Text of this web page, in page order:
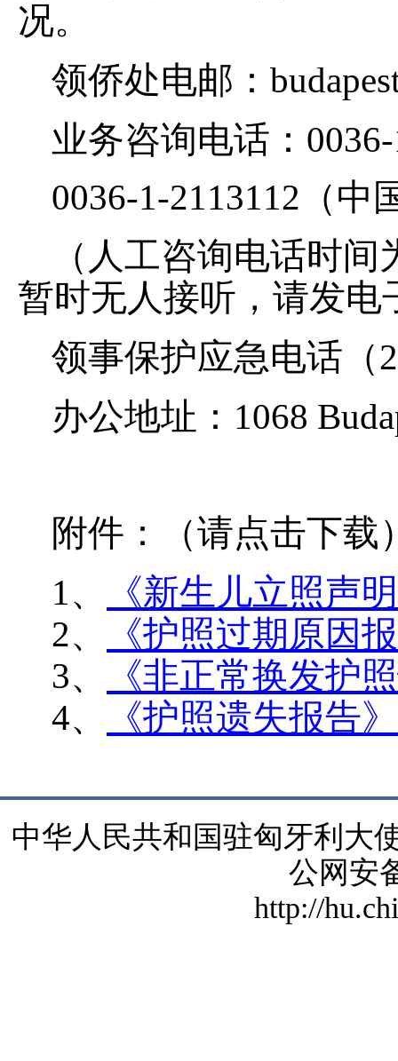
况。
领侨处电邮：
业务咨询电话：
0036-1-2113112（中
（人工咨询电话时
暂时无人接听，请发电
领事保护应急电话（
办公地址：1068
附件：（请点击下载
1、
《新生儿立照声
2、
《护照过期原因
3、
《非正常换发护
4、
《护照遗失报告》
中华人民共和国驻匈牙利大
公网安
http://